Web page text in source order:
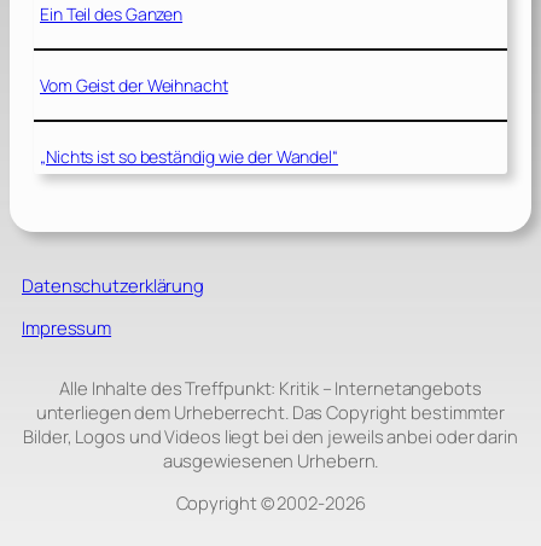
Ein Teil des Ganzen
Vom Geist der Weihnacht
„Nichts ist so beständig wie der Wandel“
Datenschutzerklärung
Impressum
Alle Inhalte des Treffpunkt: Kritik – Internetangebots
unterliegen dem Urheberrecht. Das Copyright bestimmter
Bilder, Logos und Videos liegt bei den jeweils anbei oder darin
ausgewiesenen Urhebern.
Copyright © 2002‑2026